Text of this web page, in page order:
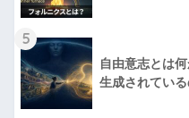
5
自由意志とは
生成されてい